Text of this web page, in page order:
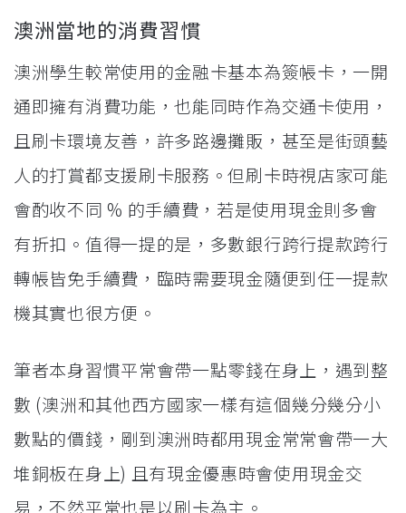
澳洲當地的消費習慣
澳洲學生較常使用的金融卡基本為簽帳卡，一開
通即擁有消費功能，也能同時作為交通卡使用，
且刷卡環境友善，許多路邊攤販，甚至是街頭藝
人的打賞都支援刷卡服務。但刷卡時視店家可能
會酌收不同 % 的手續費，若是使用現金則多會
有折扣。值得一提的是，多數銀行跨行提款跨行
轉帳皆免手續費，臨時需要現金隨便到任一提款
機其實也很方便。
筆者本身習慣平常會帶一點零錢在身上，遇到整
數 (澳洲和其他西方國家一樣有這個幾分幾分小
數點的價錢，剛到澳洲時都用現金常常會帶一大
堆銅板在身上) 且有現金優惠時會使用現金交
易，不然平常也是以刷卡為主。